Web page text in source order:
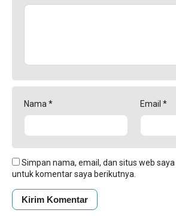
Nama* Email *
Simpan nama, email, dan situs web
untuk komentar saya berikutnya.